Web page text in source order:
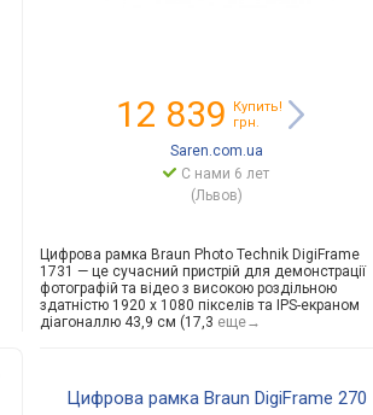
12 839
Купить!
грн.
Saren.com.ua
С нами 6 лет
(Львов)
Цифрова рамка Braun Photo Technik DigiFrame
1731 — це сучасний пристрій для демонстрації
фотографій та відео з високою роздільною
здатністю 1920 x 1080 пікселів та IPS-екраном
діагоналлю 43,9 см (17,3 еще→
Цифрова рамка Braun DigiFrame 270